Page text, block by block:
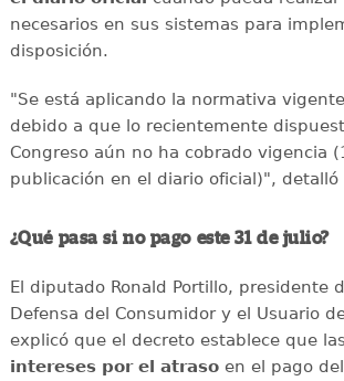
necesarios en sus sistemas para
disposición.
"Se está aplicando la normativa
debido a que lo recientemente
Congreso aún no ha cobrado vigencia
publicación en el diario oficial)", detalló
¿Qué pasa si no pago este 31 de julio?
El diputado Ronald Portillo, presidente
Defensa del Consumidor y el Usuario
explicó que el decreto establece que las
intereses por el atrasoen el pago